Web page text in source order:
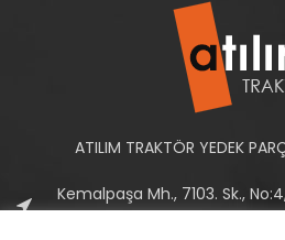
ATILIM TRAKTÖR YEDEK
Kemalpaşa Mh., 7103. Sk.,